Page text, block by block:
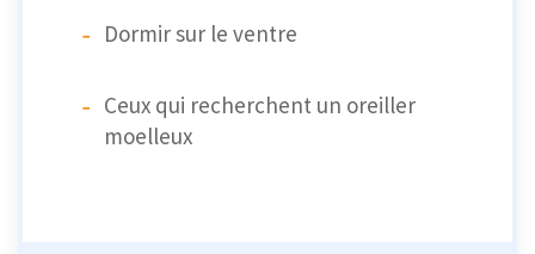
Dormir sur le ventre
Ceux qui recherchent un oreiller
moelleux